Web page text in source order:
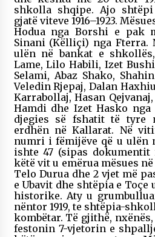
shkolla shqipe. Ajo
gjatë viteve 1916–1923.
Hodua nga Borshi e pak
Sinani (Këlliçi) nga Fterra.
ulën në bankat e
Lame, Lilo Habili, Izet
Selami, Abaz Shako,
Veledin Rjepaj, Dalan
Karrabollaj, Hasan
Hamdi dhe Izet Hasko
djegies së fshatit të tyre
erdhën në Kallarat. Në
numri i fëmijëve që u ulën
ishte 47 (sipas
këtë vit u emërua mësues
Telo Durua dhe 2 vjet më
e Ubavit dhe shtëpia e Toçe
historike. Aty u
nëntor 1919, te shtëpia-
kombëtar. Të gjithë,
festonin 7-vjetorin e